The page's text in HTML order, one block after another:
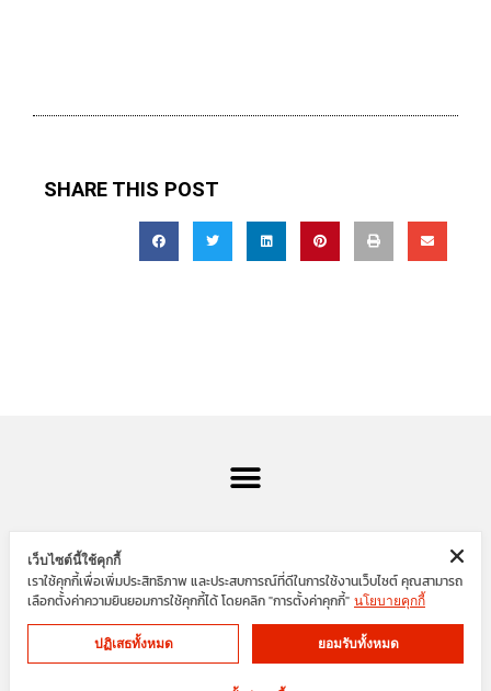
SHARE THIS POST
SIAM ENGINEER GROUP
Cookies Privacy Policy
เว็บไซต์นี้ใช้คุกกี้
เราใช้คุกกี้เพื่อเพิ่มประสิทธิภาพ และประสบการณ์ที่ดีในการใช้งานเว็บไซต์ คุณสามารถ
เลือกตั้งค่าความยินยอมการใช้คุกกี้ได้ โดยคลิก "การตั้งค่าคุกกี้" นโยบายคุกกี้
ปฏิเสธทั้งหมด ยอมรับทั้งหมด